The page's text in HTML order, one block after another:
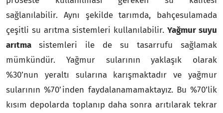
sağlanılabilir. Aynı şekilde tarımda, bahçesulamada
çeşitli su arıtma sistemleri kullanılabilir. Yağmur suyu
arıtma sistemleri ile de su tasarrufu sağlamak
mümkündür. Yağmur sularının yaklaşık olarak
%30’nun yeraltı sularına karışmaktadır ve yağmur
sularının %70’inden faydalanamamaktayız. Bu %70’lik
kısım depolarda toplanıp daha sonra arıtılarak tekrar